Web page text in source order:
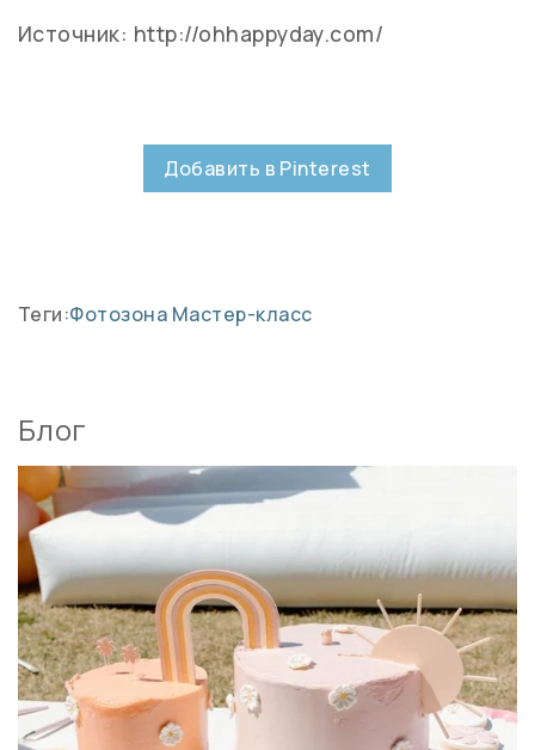
Источник: http://ohhappyday.com/
Добавить в Pinterest
Теги:Фотозона Мастер-класс
Блог